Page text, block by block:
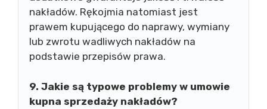
nakładów. Rękojmia natomiast jest
prawem kupującego do naprawy, wymiany
lub zwrotu wadliwych nakładów na
podstawie przepisów prawa.
9. Jakie są typowe problemy w umowie
kupna sprzedaży nakładów?